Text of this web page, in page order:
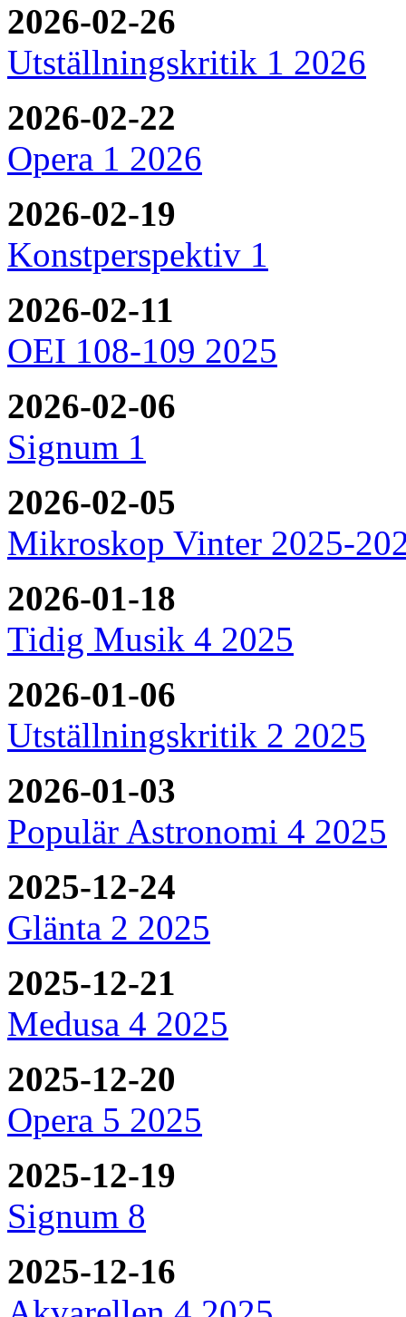
2026-02-26
Utställningskritik 1 2026
2026-02-22
Opera 1 2026
2026-02-19
Konstperspektiv 1
2026-02-11
OEI 108-109 2025
2026-02-06
Signum 1
2026-02-05
Mikroskop Vinter 2025-
2026-01-18
Tidig Musik 4 2025
2026-01-06
Utställningskritik 2 2025
2026-01-03
Populär Astronomi 4 2025
2025-12-24
Glänta 2 2025
2025-12-21
Medusa 4 2025
2025-12-20
Opera 5 2025
2025-12-19
Signum 8
2025-12-16